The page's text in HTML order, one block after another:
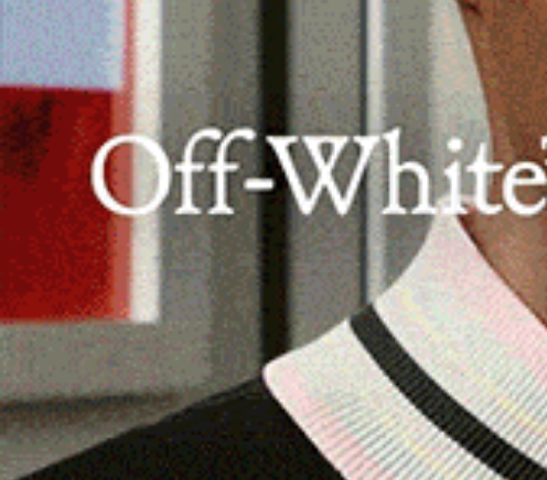
CAGLIARI
Di Nolfo risponde a Truzzu: «Indegno
è chi regala 154 milioni di euro degli
italiani a un governo genocida»
2 Ottobre 2025, 23:59
CAGLIARI | 2 ottobre 2025. Il consigliere regionale
Valdo Di Nolfo risponde duramente al capogruppo di
Fratelli d’Italia in consiglio…